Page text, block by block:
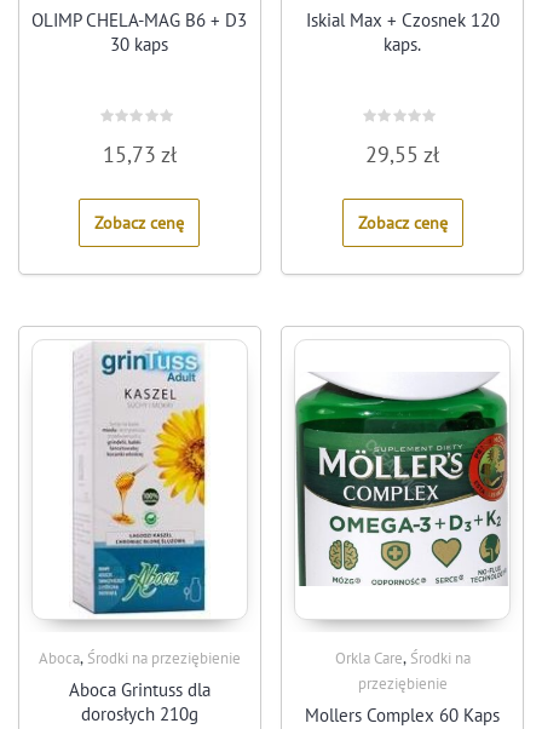
OLIMP CHELA-MAG B6 + D3
30 kaps
0
out
5
15,73 zł
Zobacz cenę
Iskial Max + Czosnek 120
kaps.
0
out
5
29,55zł
Zobacz cenę
Aboca, Środki na przeziębienie
Aboca Grintuss dla
dorosłych 210g
Orkla Care, Środki na
przeziębienie
Mollers Complex 60 Kaps